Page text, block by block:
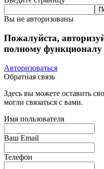
Вы не авторизованы
Пожалуйста,
полному функционалу
Авторизоваться
Обратная связь
Здесь вы можете оставить
могли связаться с вами.
Имя пользователя
Ваш Email
Телефон